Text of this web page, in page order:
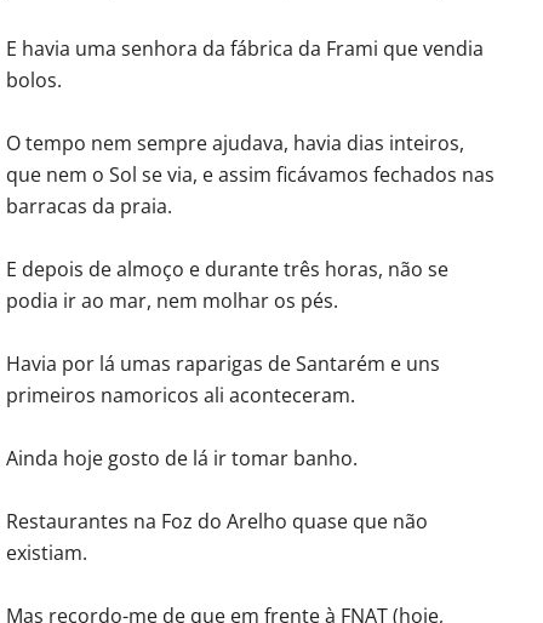
E havia uma senhora da fábrica da Frami que vendia
bolos.
O tempo nem sempre ajudava, havia dias inteiros,
que nem o Sol se via, e assim ficávamos fechados nas
barracas da praia.
E depois de almoço e durante três horas, não se
podia ir ao mar, nem molhar os pés.
Havia por lá umas raparigas de Santarém e uns
primeiros namoricos ali aconteceram.
Ainda hoje gosto de lá ir tomar banho.
Restaurantes na Foz do Arelho quase que não
existiam.
Mas recordo-me de que em frente à FNAT (hoje,